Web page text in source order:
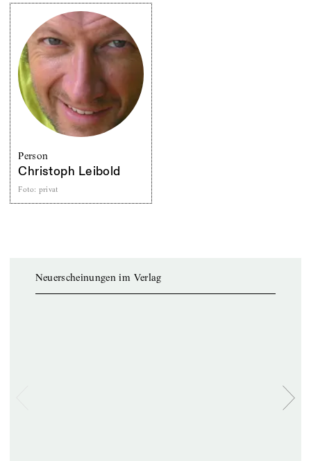
Person
Christoph Leibold
Foto: privat
Neuerscheinungen im Verlag